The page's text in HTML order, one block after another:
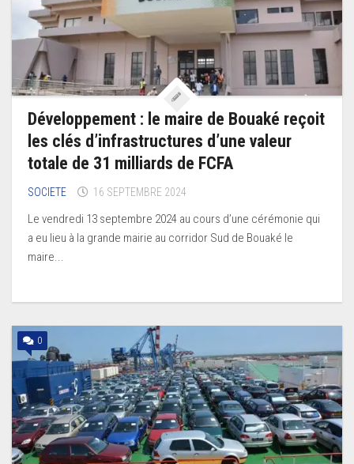
Développement : le maire de Bouaké reçoit
les clés d’infrastructures d’une valeur
totale de 31 milliards de FCFA
SOCIETE 16 SEPTEMBRE 2024
Le vendredi 13 septembre 2024 au cours d’une cérémonie qui
a eu lieu à la grande mairie au corridor Sud de Bouaké le
maire...
0